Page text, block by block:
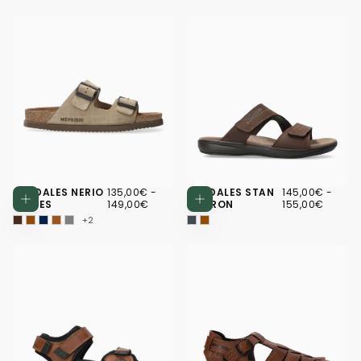
Choisissez des options
SANDALES NERIO
GRISES
135,00€
PRIX
MINIMUM
135,00€ -
MAXIMUM
149,00€
+2
Choisissez
SANDALES STAN
MARRON
145,00€
PRIX
MINIMUM
145,00€ -
155,00€